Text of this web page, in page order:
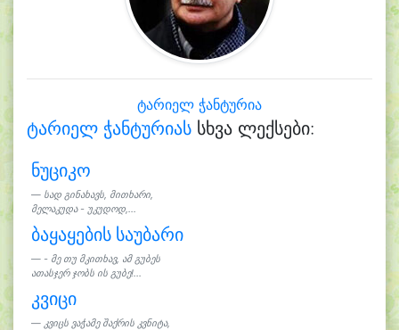
ტარიელ ჭანტურია
ტარიელ ჭანტურიას სხვა ლექსები:
ნუციკო
სად გინახავს, მითხარი,
მელაკუდა - უკუდოდ,...
ბაყაყების საუბარი
- მე თუ მკითხავ, ამ გუბეს
ათასჯერ ჯობს ის გუბე!...
კვიცი
კვიცს ვაჭამე შაქრის კვნიტა,